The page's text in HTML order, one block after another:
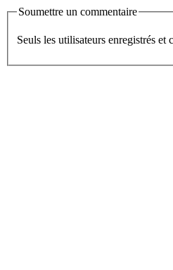
Soumettre un commentaire
Seuls les utilisateurs enregistrés